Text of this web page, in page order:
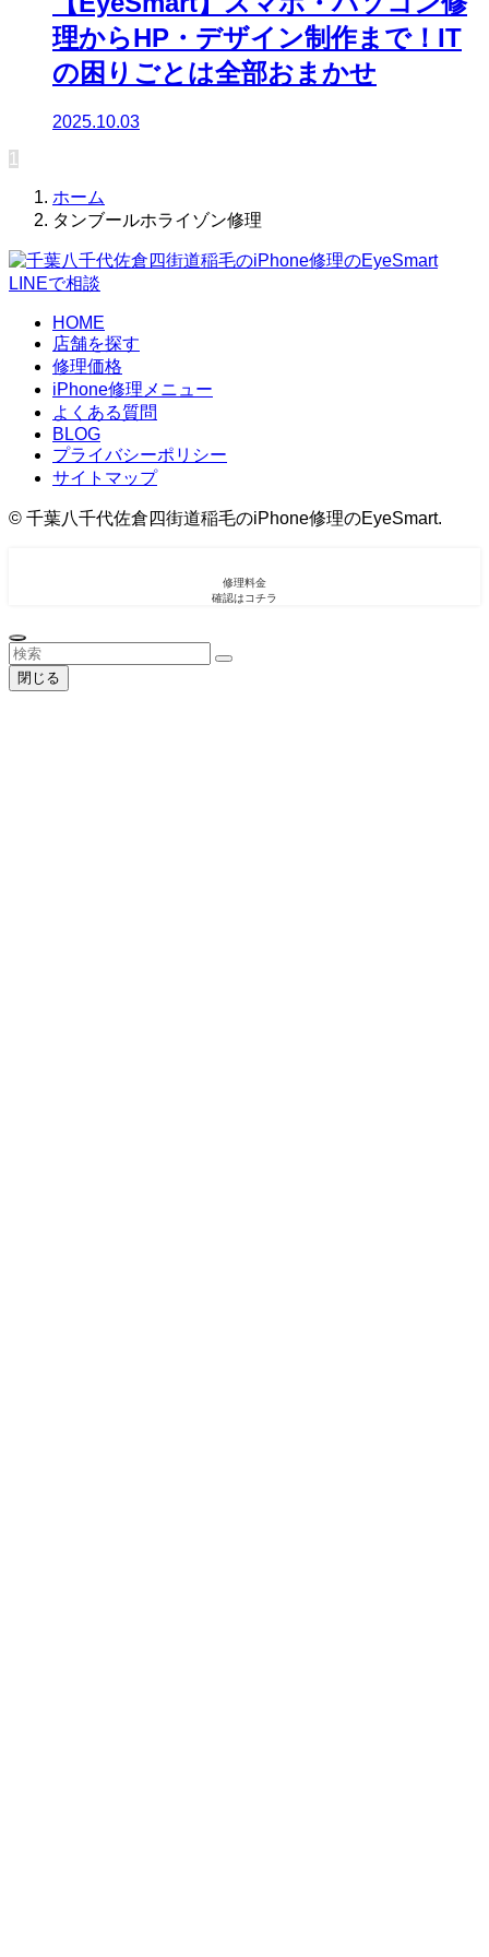
理からHP・デザイン制作まで！IT
の困りごとは全部おまかせ
2025.10.03
1
ホーム
タンブールホライゾン修理
LINEで相談
HOME
店舗を探す
修理価格
iPhone修理メニュー
よくある質問
BLOG
プライバシーポリシー
サイトマップ
© 千葉八千代佐倉四街道稲毛のiPhone修理のEyeSmart.
修理料金
確認はコチラ
閉じる